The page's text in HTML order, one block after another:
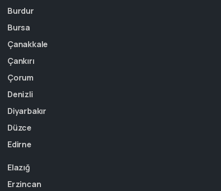
Burdur
Bursa
Çanakkale
Çankırı
Çorum
Denizli
Diyarbakır
Düzce
Edirne
Elazığ
Erzincan